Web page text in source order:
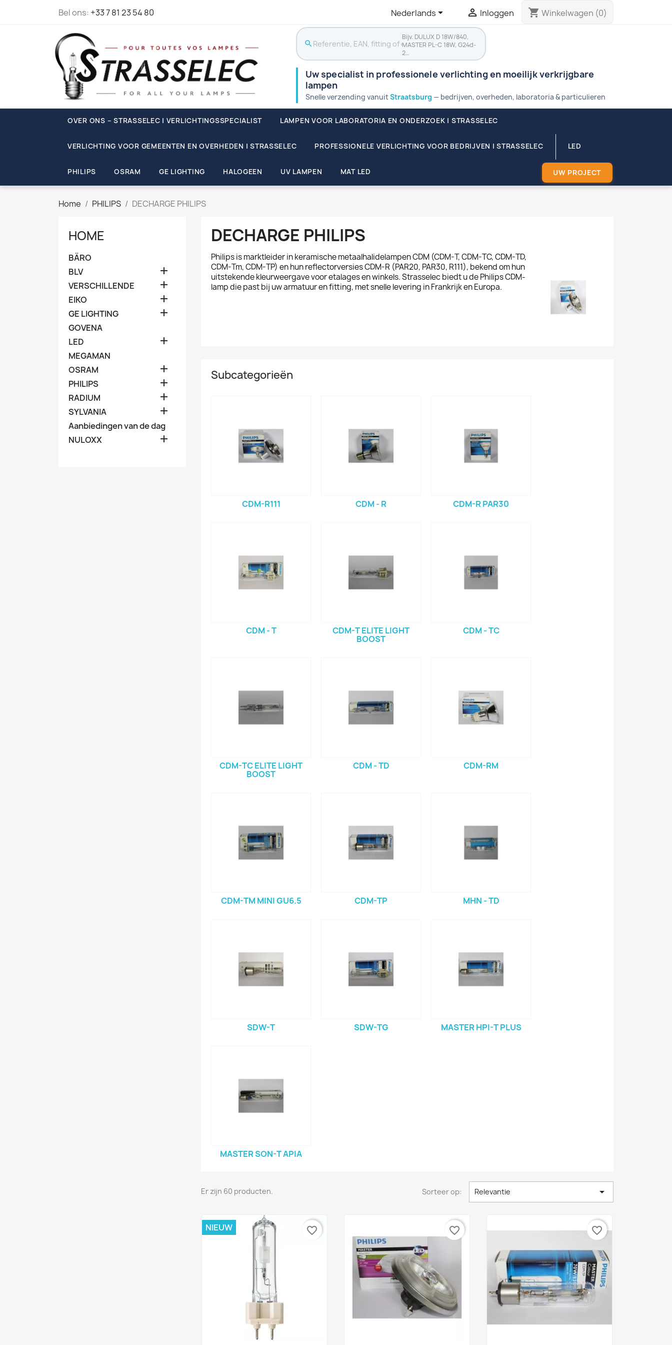
Bel ons: +33 7 81 23 54 80 Nederlands  Inloggen shopping_cart Winkelwagen (0)
search
Bijv. DULUX D 18W/840,
MASTER PL-C 18W, G24d-
2…
Uw specialist in professionele verlichting en moeilijk verkrijgbare
lampen
Snelle verzending vanuitStraatsburg — bedrijven, overheden, laboratoria & particulieren
OVER ONS – STRASSELEC | VERLICHTINGSSPECIALIST LAMPEN VOOR LABORATORIA EN ONDERZOEK | STRASSELEC
VERLICHTING VOOR GEMEENTEN EN OVERHEDEN | STRASSELEC PROFESSIONELE VERLICHTING VOOR BEDRIJVEN | STRASSELEC LED
PHILIPS OSRAM GE LIGHTING HALOGEEN UV LAMPEN MAT LED UW PROJECT
Home PHILIPS DECHARGE PHILIPS
HOME
BÄRO
BLV

VERSCHILLENDE 
EIKO 
GE LIGHTING 
GOVENA
LED

MEGAMAN
OSRAM

PHILIPS 
RADIUM 
SYLVANIA 
Aanbiedingen van de dag
NULOXX

DECHARGE PHILIPS
Philips is marktleider in keramische metaalhalidelampenCDM (CDM-T, CDM-TC, CDM-TD,
CDM-Tm, CDM-TP) en hun reflectorversiesCDM-R (PAR20, PAR30, R111), bekend om hun
uitstekende kleurweergave voor etalages en winkels. Strasselec biedt u de Philips CDM-
lamp die past bij uw armatuur en fitting, met snelle levering in Frankrijk en Europa.
Subcategorieën
CDM-R111 CDM - R CDM-R PAR30
CDM - T CDM-T ELITE LIGHT
BOOST
CDM - TC
CDM-TC ELITE LIGHT
BOOST
CDM - TD CDM-RM
CDM-TM MINI GU6.5 CDM-TP MHN - TD
SDW-T SDW-TG MASTER HPI-T PLUS
MASTER SON-T APIA
Er zijn 60 producten. Sorteer op: Relevantie 
NIEUW favorite_border favorite_border favorite_border